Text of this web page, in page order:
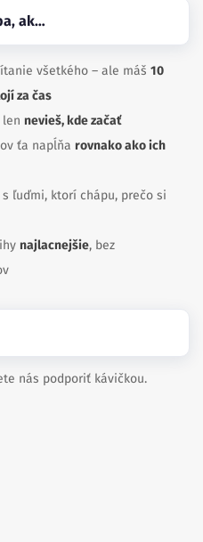
ak…
všetkého – ale máš 10
za čas
len nevieš, kde začať
ťa napĺňa rovnako ako ich
ľuďmi, ktorí chápu, prečo si
najlacnejšie, bez
nás podporiť kávičkou.